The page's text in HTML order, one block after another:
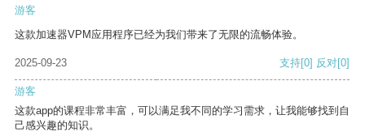
游客
这款加速器VPM应用程序已经为我们带来了无限的流畅体验。
2025-09-23 支持[0] 反对[0]
游客
这款app的课程非常丰富，可以满足我不同的学习需求，让我能够找到自
己感兴趣的知识。